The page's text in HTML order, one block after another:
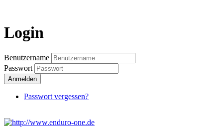
Login
Benutzername
Passwort
Anmelden
Passwort vergessen?